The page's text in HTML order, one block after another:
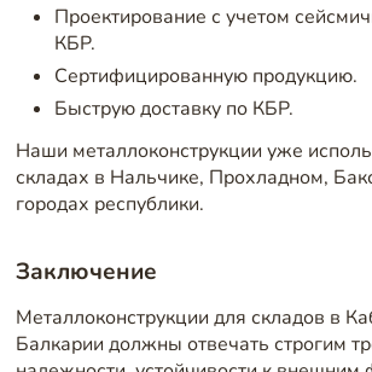
Проектирование с учетом
КБР.
Сертифицированную продукцию.
Быструю доставку по КБР.
Наши металлоконструкции уже
складах в Нальчике, Прохладном,
городах республики.
Заключение
Металлоконструкции для складов в
Балкарии должны отвечать строгим